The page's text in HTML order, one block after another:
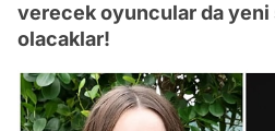
verecek oyuncular da yeni
olacaklar!